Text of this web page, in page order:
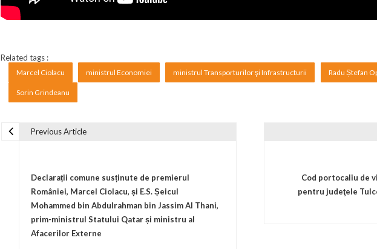
Related tags :
Marcel Ciolacu ministrul Economiei ministrul Transporturilor şi Infrastructurii Radu Ștefan
Sorin Grindeanu
Previous Article
Declarații comune susținute de premierul
României, Marcel Ciolacu, și E.S. Șeicul
Mohammed bin Abdulrahman bin Jassim Al Thani,
prim-ministrul Statului Qatar și ministru al
Afacerilor Externe
Cod portocaliu de
pentru judeţele